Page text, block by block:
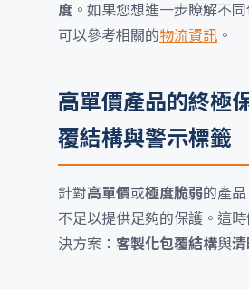
度 。如果您想進一步瞭解不
可以參考相關的物流資訊 。
高單價產品的終極
覆結構與警示標籤
針對高單價或極度脆弱的產
不足以提供足夠的保護。這
決方案： 客製化包覆結構與